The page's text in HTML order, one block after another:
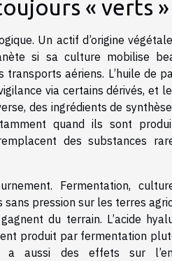
« verts »
Un actif d’origine
si sa culture mobilise
aériens. L’huile de
via certains dérivés, et
des ingrédients de
quand ils sont
des substances
Fermentation,
pression sur les terres
du terrain. L’acide
produit par fermentation
a aussi des effets sur